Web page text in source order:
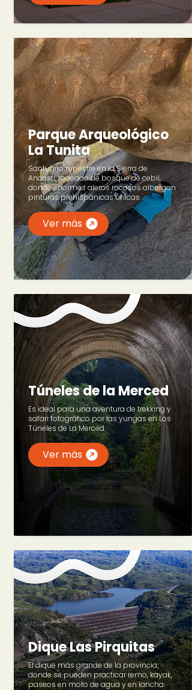
Parque Arqueológico
La Tunita
Santuario rupestre en la Sierra de
Ancasti, rodeado de bosque de cebil,
donde enormes aleros rocosos albergan
pinturas prehispánicas únicas.
Ver más
Túneles de la Merced
Es ideal para una aventura de trekking y
safari fotográfico por las yungas en Los
Túneles de La Merced.
Ver más
Dique Las Pirquitas
El dique más grande de la provincia,
donde se pueden practicar remo, kayak,
paseos en moto de agua y en lancha.